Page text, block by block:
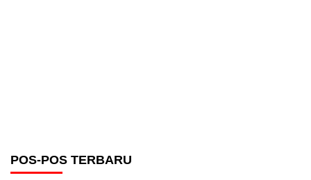
POS-POS TERBARU